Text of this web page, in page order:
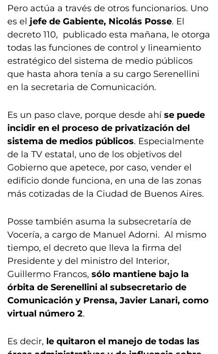
Pero actúa a través de otros funcionarios. Uno
es el jefe de Gabiente, Nicolás Posse. El
decreto 110, publicado esta mañana, le otorga
todas las funciones de control y lineamiento
estratégico del sistema de medio públicos
que hasta ahora tenía a su cargo Serenellini
en la secretaria de Comunicación.
Es un paso clave, porque desde ahí se puede
incidir en el proceso de privatización del
sistema de medios públicos. Especialmente
de la TV estatal, uno de los objetivos del
Gobierno que apetece, por caso, vender el
edificio donde funciona, en una de las zonas
más cotizadas de la Ciudad de Buenos Aires.
Posse también asuma la subsecretaría de
Vocería, a cargo de Manuel Adorni. Al mismo
tiempo, el decreto que lleva la firma del
Presidente y del ministro del Interior,
Guillermo Francos, sólo mantiene bajo la
órbita de Serenellini al subsecretario de
Comunicación y Prensa, Javier Lanari, como
virtual número 2.
Es decir, le quitaron el manejo de todas las